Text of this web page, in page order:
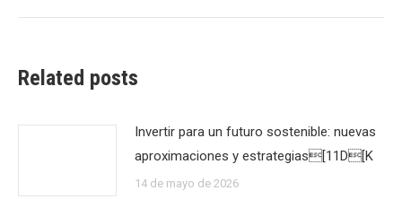
Related posts
Invertir para un futuro sostenible: nuevas
aproximaciones y estrategias[11D[K
14 de mayo de 2026